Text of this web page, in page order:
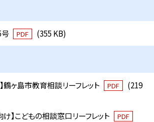
号 PDF (355 KB)
鶴ヶ島市教育相談リーフレット PDF
(219
け】こどもの相談窓口リーフレット
PDF